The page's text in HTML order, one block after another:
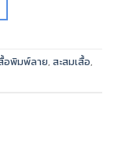
อพิมพ์ลาย, สะสมเสื้อ,